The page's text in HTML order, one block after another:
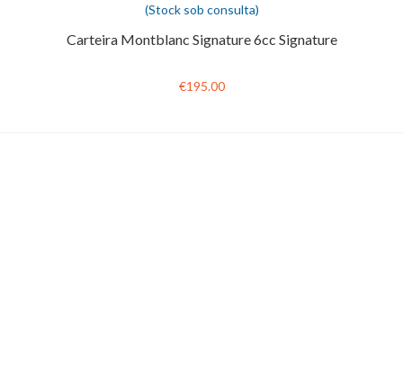
(Stock sob consulta)
Carteira Montblanc Signature 6cc Signature
€195.00